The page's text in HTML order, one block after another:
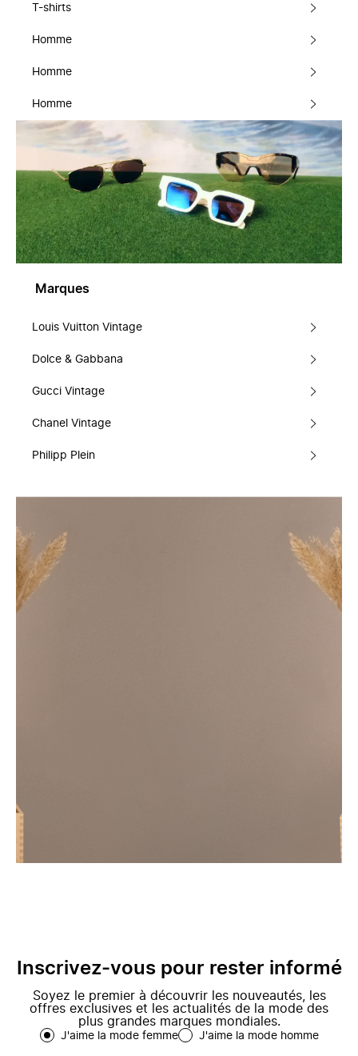
T-shirts
Homme
Homme
Homme
Marques
Louis Vuitton Vintage
Dolce & Gabbana
Gucci Vintage
Chanel Vintage
Philipp Plein
Inscrivez-vous pour rester informé
Soyez le premier à découvrir les nouveautés, les
offres exclusives et les actualités de la mode des
plus grandes marques mondiales.
J'aime la mode femme J'aime la mode homme